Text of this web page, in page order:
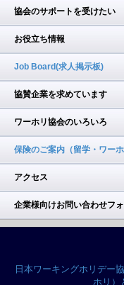
協会のサポートを受けたい
お役立ち情報
Job Board(求人掲示板)
協賛企業を求めています
ワーホリ協会のいろいろ
保険のご案内（留学・ワーホ
アクセス
企業様向けお問い合わせフ
日本ワーキングホリデー
ホリ）